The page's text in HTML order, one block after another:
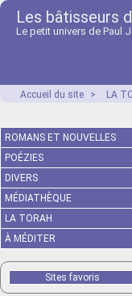
Les bâtisseurs
Le petit univers de Paul
Accueil du site > LA
ROMANS ET NOUVELLES
POÉZIES
DIVERS
MÉDIATHÈQUE
LA TORAH
À MÉDITER
Sites favoris